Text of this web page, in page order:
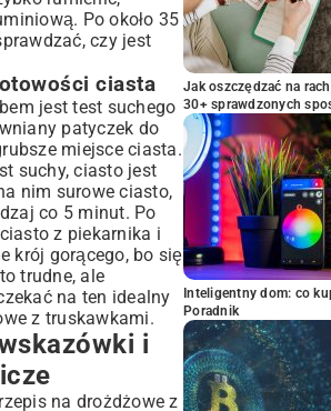
Po około 35
czy jest
ciasta
jest test suchego
patyczek do
miejsce ciasta.
suchy, ciasto jest
nim surowe ciasto,
co 5 minut. Po
z piekarnika i
krój gorącego, bo się
trudne, ale
na ten idealny
z truskawkami.
i
na drożdżowe z
Jak oszczędzać na
30+ sprawdzonych
Inteligentny dom: co
Poradnik